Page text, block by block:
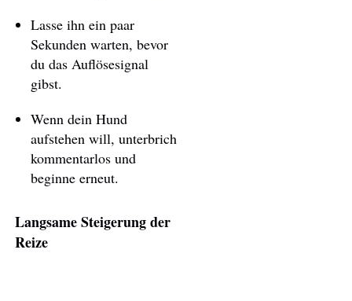
Lasse ihn ein paar
Sekunden warten, bevor
du das Auflösesignal
gibst.
Wenn dein Hund
aufstehen will, unterbrich
kommentarlos und
beginne erneut.
Langsame Steigerung der
Reize